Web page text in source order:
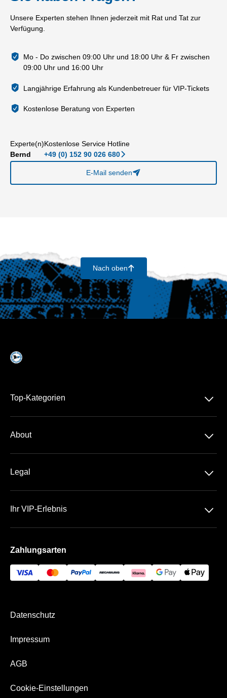
Unsere Experten stehen Ihnen jederzeit mit Rat und Tat zur
Verfügung.
Mo - Do zwischen 09:00 Uhr und 18:00 Uhr & Fr zwischen
09:00 Uhr und 16:00 Uhr
Langjährige Erfahrung als Kundenbetreuer für VIP-Tickets
Kostenlose Beratung von Experten
Experte(n)
Bernd
Kostenlose Service Hotline
+49 (0) 152 90 026 680􀆊
E-Mail senden􀈠
Nach oben􀄨
Top-Kategorien 􀆈
DFB-Pokal
About 􀆈
Team
Legal 􀆈
Ihr VIP-Erlebnis 􀆈
Zahlungsarten
Datenschutz
Impressum
AGB
Cookie-Einstellungen